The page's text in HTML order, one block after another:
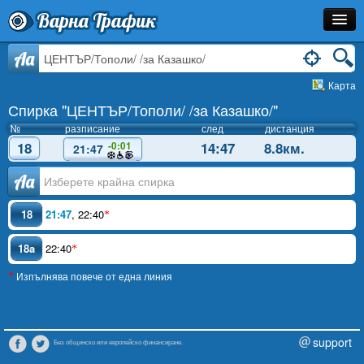
Варна Трафик
Спирка
Разписание
Как Да Стигна?
Инфо
Aa
Карта
Спирка "ЦЕНТЪР/Тополи/ /за Казашко/"
№ разписание след дистанция
18 21:47 -0:01 14:47 8.8км.
Аа
18 21:47, 22:40*
18a 22:40*
* Изпълнява повече от една линия
Без общинско или европейско финансиране. support